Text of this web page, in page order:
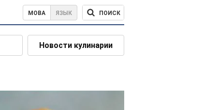
МОВА ЯЗЫК ПОИСК
Новости кулинарии